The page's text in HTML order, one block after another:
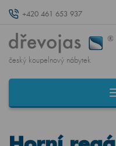
+420 461 653 937
český koupelnový nábytek